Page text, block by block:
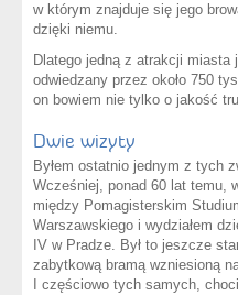
w którym znajduje się jego
dzięki niemu.
Dlatego jedną z atrakcji miasta
odwiedzany przez około 750
on bowiem nie tylko o jakość
Dwie wizyty
Byłem ostatnio jednym z tych
Wcześniej, ponad 60 lat temu,
między Pomagisterskim
Warszawskiego i wydziałem
IV w Pradze. Był to jeszcze
zabytkową bramą wzniesioną
I częściowo tych samych,